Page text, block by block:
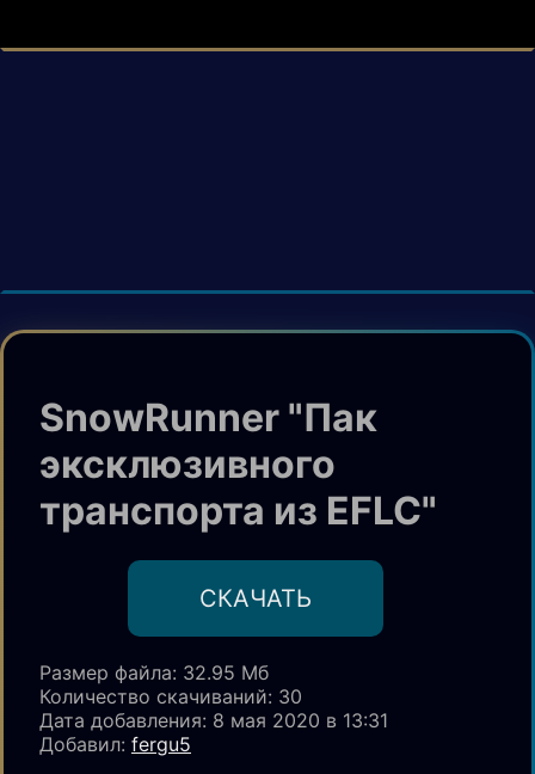
SnowRunner "Пак
эксклюзивного
транспорта из EFLC"
CКАЧАТЬ
Размер файла: 32.95 Мб
Количество скачиваний: 30
Дата добавления: 8 мая 2020 в 13:31
Добавил: fergu5